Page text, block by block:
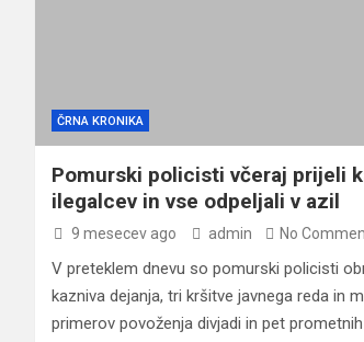
ČRNA KRONIKA
Pomurski policisti včeraj prijeli
ilegalcev in vse odpeljali v azil
9 mesecev ago admin No
V preteklem dnevu so pomurski policisti
kazniva dejanja, tri kršitve javnega reda in
primerov povoženja divjadi in pet